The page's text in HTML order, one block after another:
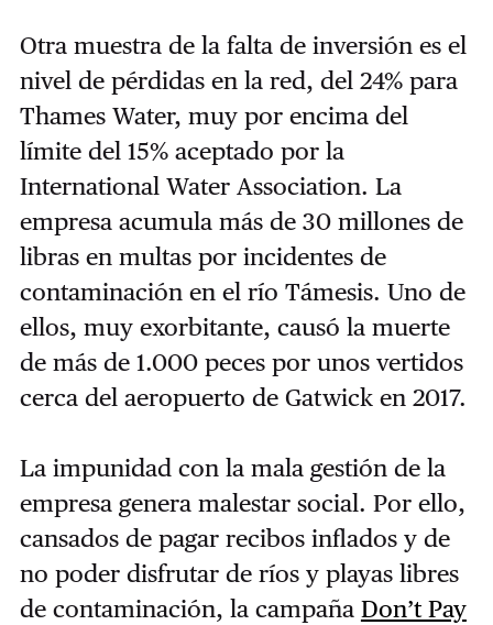
Otra muestra de la falta de inversión es el
nivel de pérdidas en la red, del 24% para
Thames Water, muy por encima del
límite del 15% aceptado por la
International Water Association. La
empresa acumula más de 30 millones de
libras en multas por incidentes de
contaminación en el río Támesis. Uno de
ellos, muy exorbitante, causó la muerte
de más de 1.000 peces por unos vertidos
cerca del aeropuerto de Gatwick en 2017.
La impunidad con la mala gestión de la
empresa genera malestar social. Por ello,
cansados de pagar recibos inflados y de
no poder disfrutar de ríos y playas libres
de contaminación, la campaña Don’t Pay